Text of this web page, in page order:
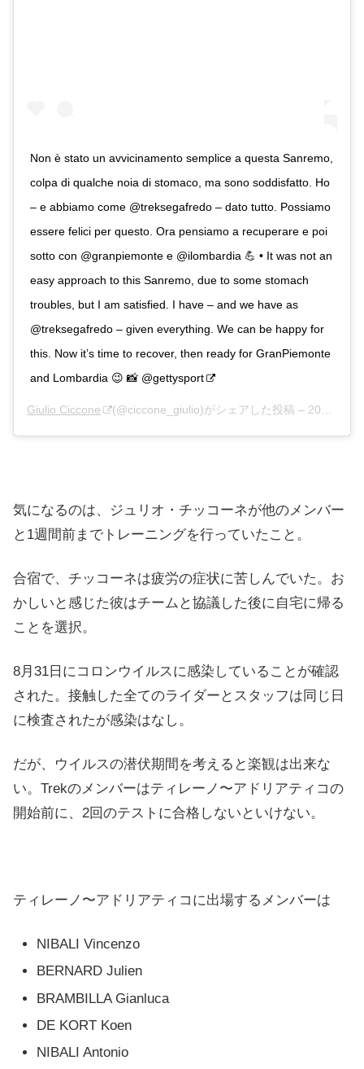
Non è stato un avvicinamento semplice a questa Sanremo,
colpa di qualche noia di stomaco, ma sono soddisfatto. Ho
– e abbiamo come @treksegafredo – dato tutto. Possiamo
essere felici per questo. Ora pensiamo a recuperare e poi
sotto con @granpiemonte e @ilombardia 💪 • It was not an
easy approach to this Sanremo, due to some stomach
troubles, but I am satisfied. I have – and we have as
@treksegafredo – given everything. We can be happy for
this. Now it’s time to recover, then ready for GranPiemonte
and Lombardia 😉 📸 @gettysport
Giulio Ciccone (@ciccone_giulio)がシェアした投稿 – 2020年 8月月8日午後12時34分PDT
気になるのは、ジュリオ・チッコーネが他のメンバー
と1週間前までトレーニングを行っていたこと。
合宿で、チッコーネは疲労の症状に苦しんでいた。お
かしいと感じた彼はチームと協議した後に自宅に帰る
ことを選択。
8月31日にコロンウイルスに感染していることが確認
された。接触した全てのライダーとスタッフは同じ日
に検査されたが感染はなし。
だが、ウイルスの潜伏期間を考えると楽観は出来な
い。Trekのメンバーはティレーノ〜アドリアティコの
開始前に、2回のテストに合格しないといけない。
ティレーノ〜アドリアティコに出場するメンバーは
NIBALI Vincenzo
BERNARD Julien
BRAMBILLA Gianluca
DE KORT Koen
NIBALI Antonio